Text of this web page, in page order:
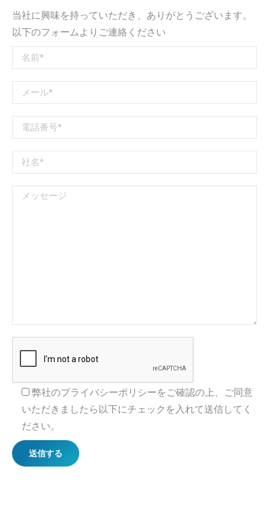
当社に興味を持っていただき、ありがとうございます。
以下のフォームよりご連絡ください
弊社のプライバシーポリシーをご確認の上、ご同意
いただきましたら以下にチェックを入れて送信してく
ださい。